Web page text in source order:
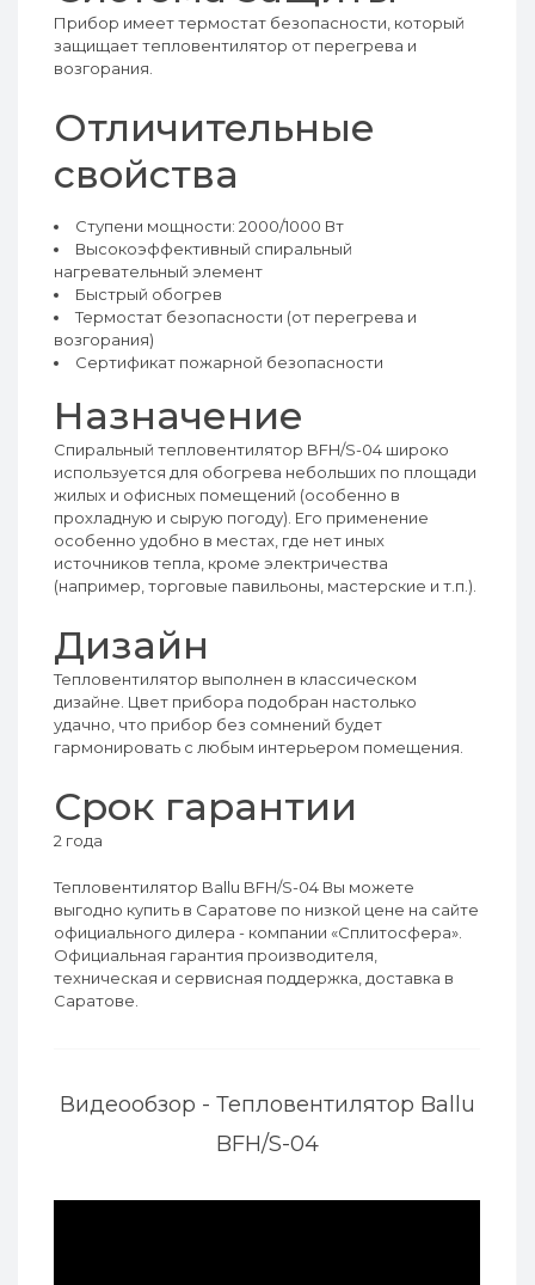
Прибор имеет термостат безопасности, который
защищает тепловентилятор от перегрева и
возгорания.
Отличительные
свойства
Ступени мощности: 2000/1000 Вт
Высокоэффективный спиральный
нагревательный элемент
Быстрый обогрев
Термостат безопасности (от перегрева и
возгорания)
Сертификат пожарной безопасности
Назначение
Спиральный тепловентилятор BFH/S-04 широко
используется для обогрева небольших по площади
жилых и офисных помещений (особенно в
прохладную и сырую погоду). Его применение
особенно удобно в местах, где нет иных
источников тепла, кроме электричества
(например, торговые павильоны, мастерские и т.п.).
Дизайн
Тепловентилятор выполнен в классическом
дизайне. Цвет прибора подобран настолько
удачно, что прибор без сомнений будет
гармонировать с любым интерьером помещения.
Срок гарантии
2 года
Тепловентилятор Ballu BFH/S-04 Вы можете
выгодно купить в Саратове по низкой цене на сайте
официального дилера - компании «Сплитосфера».
Официальная гарантия производителя,
техническая и сервисная поддержка, доставка в
Саратове.
Видеообзор - Тепловентилятор Ballu
BFH/S-04